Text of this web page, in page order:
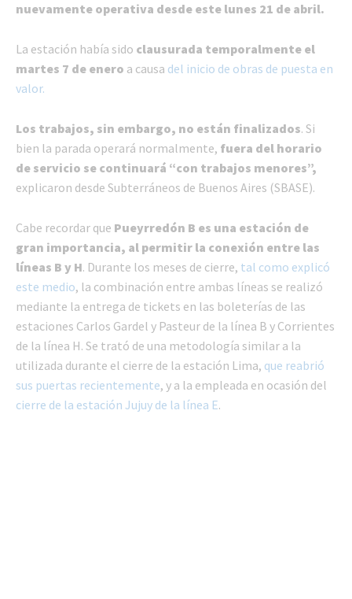
nuevamente operativa desde este lunes 21 de abril.
La estación había sido clausurada temporalmente el
martes 7 de enero a causa del inicio de obras de puesta en
valor.
Los trabajos, sin embargo, no están finalizados. Si
bien la parada operará normalmente, fuera del horario
de servicio se continuará “con trabajos menores”,
explicaron desde Subterráneos de Buenos Aires (SBASE).
Cabe recordar que Pueyrredón B es una estación de
gran importancia, al permitir la conexión entre las
líneas B y H. Durante los meses de cierre, tal como explicó
este medio, la combinación entre ambas líneas se realizó
mediante la entrega de tickets en las boleterías de las
estaciones Carlos Gardel y Pasteur de la línea B y Corrientes
de la línea H. Se trató de una metodología similar a la
utilizada durante el cierre de la estación Lima, que reabrió
sus puertas recientemente, y a la empleada en ocasión del
cierre de la estación Jujuy de la línea E.